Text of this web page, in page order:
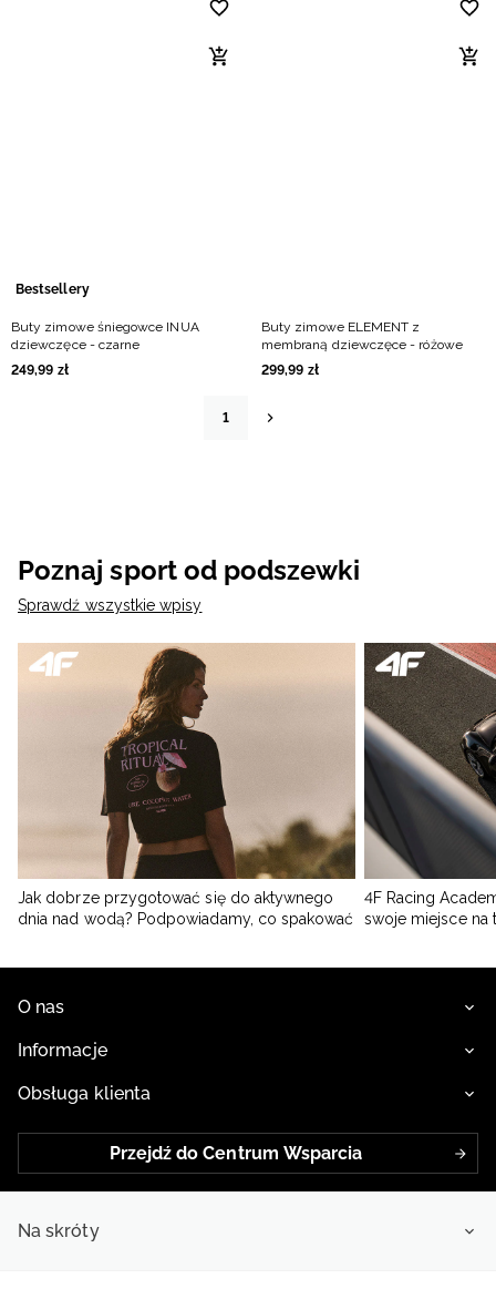
Bestsellery
Buty zimowe śniegowce INUA
dziewczęce - czarne
249,99 zł
Buty zimowe ELEMENT z
membraną dziewczęce - różowe
299,99 zł
1
Poznaj sport od podszewki
Sprawdź wszystkie wpisy
Jak dobrze przygotować się do aktywnego
dnia nad wodą? Podpowiadamy, co spakować
4F Racing
swoje miejsce na
O nas
Informacje
Obsługa klienta
Przejdź do Centrum Wsparcia
Na skróty